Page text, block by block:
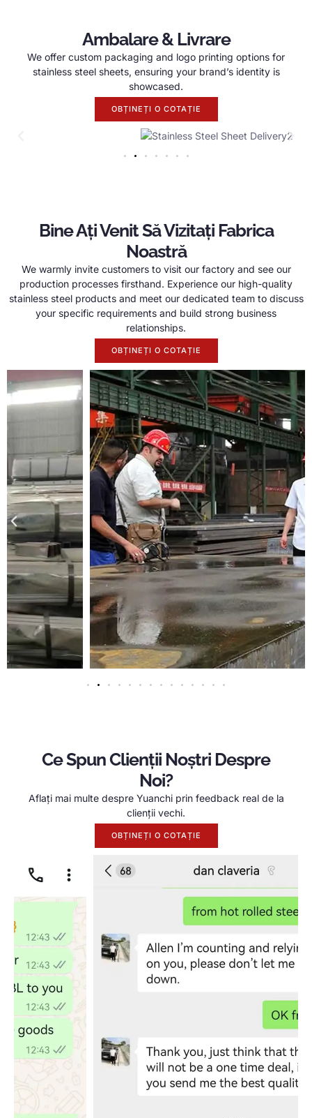
Ambalare & Livrare
We offer custom packaging and logo printing options for
stainless steel sheets, ensuring your brand’s identity is
showcased.
OBȚINEȚI O COTAȚIE
Bine Ați Venit Să Vizitați Fabrica
Noastră
We warmly invite customers to visit our factory and see our
production processes firsthand. Experience our high-quality
stainless steel products and meet our dedicated team to discuss
your specific requirements and build strong business
relationships.
OBȚINEȚI O COTAȚIE
Ce Spun Clienții Noștri Despre
Noi?
Aflați mai multe despre Yuanchi prin feedback real de la
clienții vechi.
OBȚINEȚI O COTAȚIE